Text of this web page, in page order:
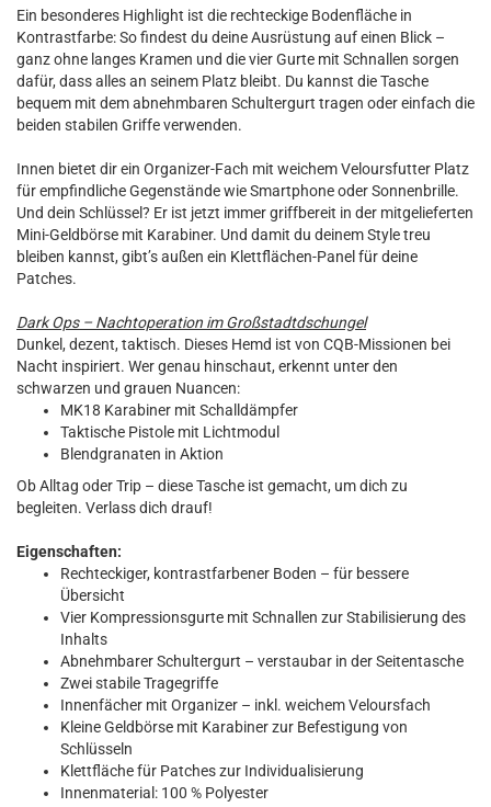
Ein besonderes Highlight ist die rechteckige Bodenfläche in
Kontrastfarbe: So findest du deine Ausrüstung auf einen Blick –
ganz ohne langes Kramen und die vier Gurte mit Schnallen sorgen
dafür, dass alles an seinem Platz bleibt. Du kannst die Tasche
bequem mit dem abnehmbaren Schultergurt tragen oder einfach die
beiden stabilen Griffe verwenden.
Innen bietet dir ein Organizer-Fach mit weichem Veloursfutter Platz
für empfindliche Gegenstände wie Smartphone oder Sonnenbrille.
Und dein Schlüssel? Er ist jetzt immer griffbereit in der mitgelieferten
Mini-Geldbörse mit Karabiner. Und damit du deinem Style treu
bleiben kannst, gibt’s außen ein Klettflächen-Panel für deine
Patches.
Dark Ops – Nachtoperation im Großstadtdschungel
Dunkel, dezent, taktisch. Dieses Hemd ist von CQB-Missionen bei
Nacht inspiriert. Wer genau hinschaut, erkennt unter den
schwarzen und grauen Nuancen:
MK18 Karabiner mit Schalldämpfer
Taktische Pistole mit Lichtmodul
Blendgranaten in Aktion
Ob Alltag oder Trip – diese Tasche ist gemacht, um dich zu
begleiten. Verlass dich drauf!
Eigenschaften:
Rechteckiger, kontrastfarbener Boden – für bessere
Übersicht
Vier Kompressionsgurte mit Schnallen zur Stabilisierung des
Inhalts
Abnehmbarer Schultergurt – verstaubar in der Seitentasche
Zwei stabile Tragegriffe
Innenfächer mit Organizer – inkl. weichem Veloursfach
Kleine Geldbörse mit Karabiner zur Befestigung von
Schlüsseln
Klettfläche für Patches zur Individualisierung
Innenmaterial: 100 % Polyester